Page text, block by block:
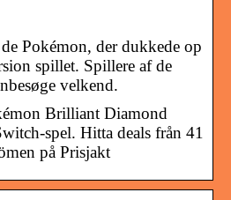
Pokémon, der dukkede op
spillet. Spillere af de
velkend.
Brilliant Diamond
spel. Hitta deals från 41
på Prisjakt